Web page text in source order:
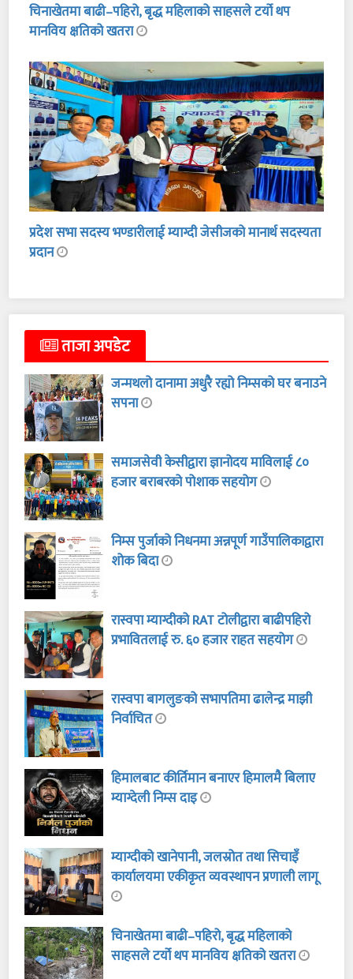
चिनाखेतमा बाढी–पहिरो, बृद्ध महिलाको साहसले टर्यो थप
मानविय क्षतिको खतरा
प्रदेश सभा सदस्य भण्डारीलाई म्याग्दी जेसीजको मानार्थ सदस्यता
प्रदान
ताजा अपडेट
जन्मथलो दानामा अधुरै रह्यो निम्सको घर बनाउने
सपना
समाजसेवी केसीद्वारा ज्ञानोदय माविलाई ८०
हजार बराबरको पोशाक सहयोग
निम्स पुर्जाको निधनमा अन्नपूर्ण गाउँपालिकाद्वारा
शोक बिदा
रास्वपा म्याग्दीको RAT टोलीद्वारा बाढीपहिरो
प्रभावितलाई रु. ६० हजार राहत सहयोग
रास्वपा बागलुङको सभापतिमा ढालेन्द्र माझी
निर्वाचित
हिमालबाट कीर्तिमान बनाएर हिमालमै बिलाए
म्याग्देली निम्स दाइ
म्याग्दीको खानेपानी, जलस्रोत तथा सिचाइँ
कार्यालयमा एकीकृत व्यवस्थापन प्रणाली लागू
चिनाखेतमा बाढी–पहिरो, बृद्ध महिलाको
साहसले टर्यो थप मानविय क्षतिको खतरा